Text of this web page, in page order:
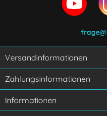
Ich habe die
verstanden und stimme zu.
Mit * gekennzeichnete
Versandinformationen
Zahlungsinformationen
Informationen